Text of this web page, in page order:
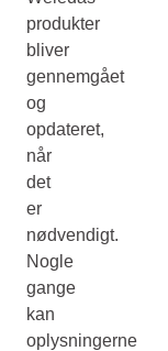
produkter
bliver
gennemgået
og
opdateret,
når
det
er
nødvendigt.
Nogle
gange
kan
oplysningerne